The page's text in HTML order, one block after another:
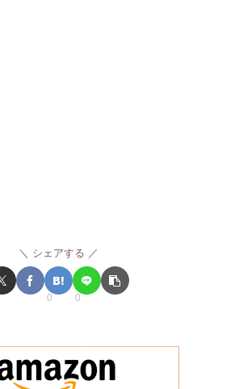
シェアする
0 0